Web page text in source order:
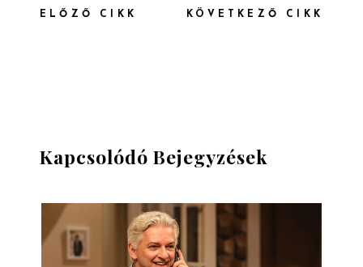
ELŐZŐ CIKK KÖVETKEZŐ CIKK
Kapcsolódó Bejegyzések